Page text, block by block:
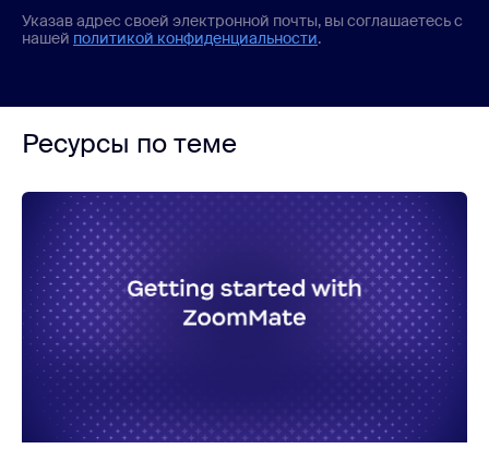
Указав адрес своей электронной почты, вы соглашаетесь с
нашей политикой конфиденциальности.
Ресурсы по теме